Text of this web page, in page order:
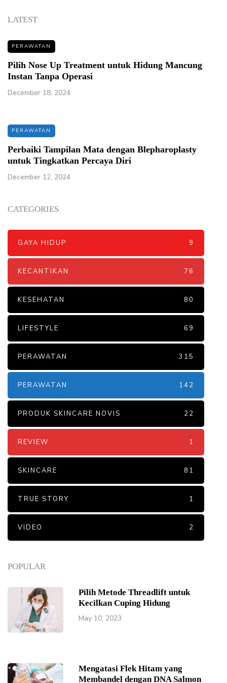
POPULAR
Pilih Metode Threadlift untuk
Kecilkan Cuping Hidung
May 10, 2023
Mengatasi Flek Hitam yang
Membandel dengan DNA Salmon
LATEST
PERAWATAN
Pilih Nose Up Treatment untuk Hidung Mancung
Instan Tanpa Operasi
December 18, 2024
PERAWATAN
Perbaiki Tampilan Mata dengan Blepharoplasty
untuk Tingkatkan Percaya Diri
December 12, 2024
CATEGORIES
GAYA HIDUP 9
KECANTIKAN 76
KESEHATAN 80
LIFESTYLE 69
PERAWATAN 315
PERAWATAN 142
PRODUK SKINCARE NOVIS 22
REVIEW 1
SKINCARE 81
TRUE STORY 1
VIDEO 2